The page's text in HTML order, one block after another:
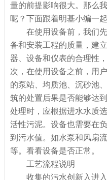
量的前提影响很大。那么
呢？下面跟着明基小编一
在使用设备前，我们先
备和安装工程的质量，建
器、设备和仪表的合理性
次，在使用设备之前，用
的泵站、均质池、沉砂池
筑的处置后果是否能够达
处理时，应根据进水水质
活性污泥。设备也需要在
到污水值。如水泵和风扇
等。看看设备是否正常。
工艺流程说明
收集的污水创新入进入